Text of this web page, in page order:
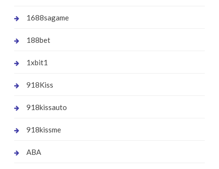
1688sagame
188bet
1xbit1
918Kiss
918kissauto
918kissme
ABA